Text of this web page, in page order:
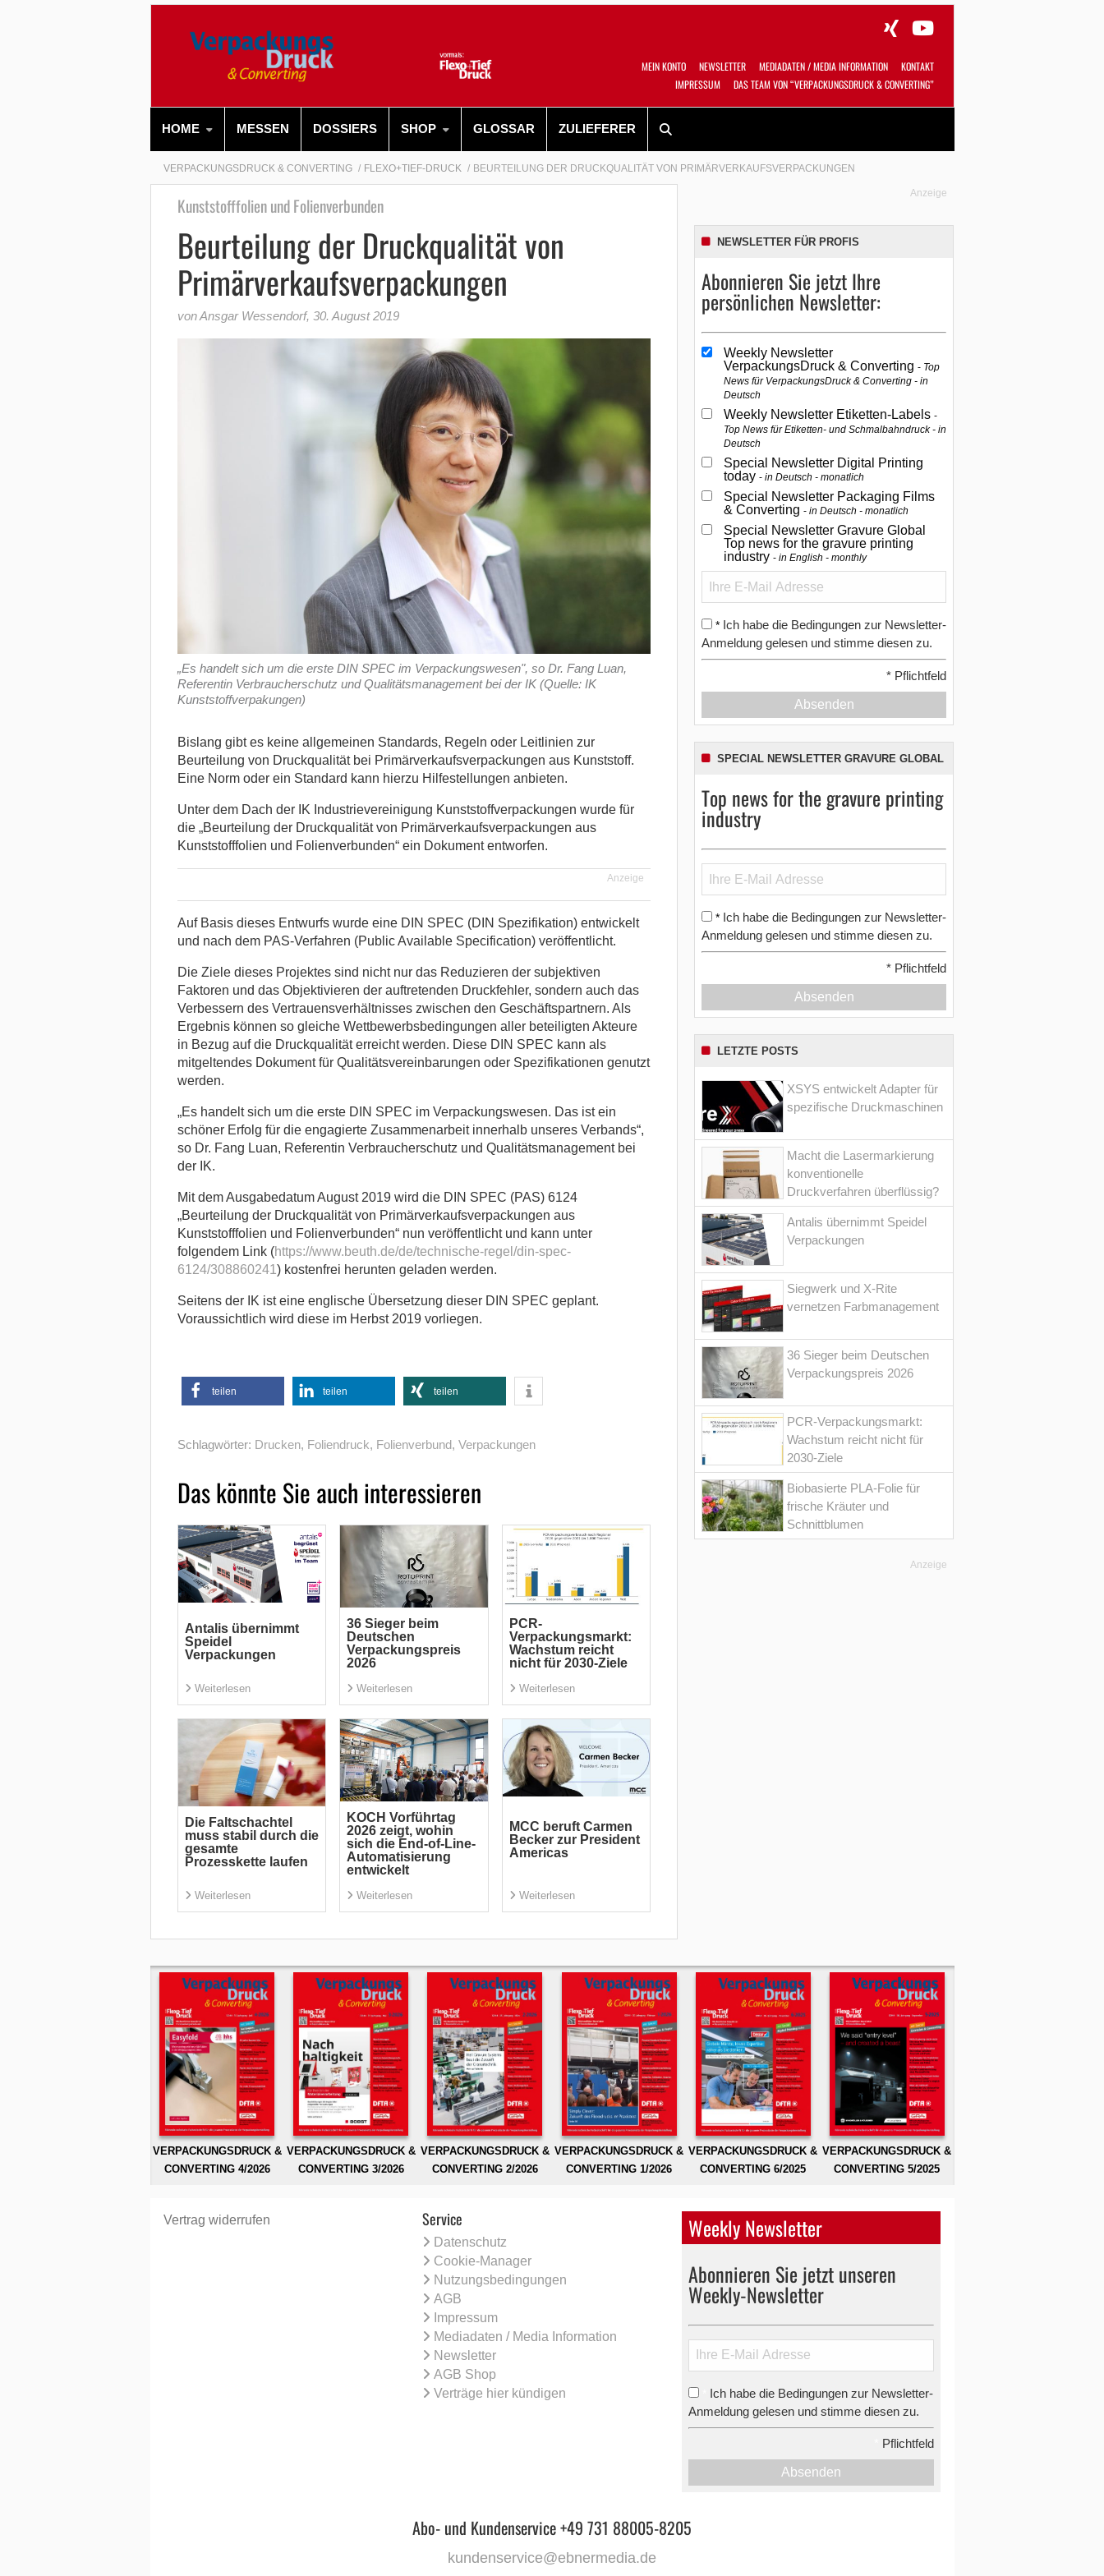
MEIN KONTO NEWSLETTER MEDIADATEN / MEDIA INFORMATION
KONTAKT
IMPRESSUM
DAS TEAM VON “VERPACKUNGSDRUCK & CONVERTING”
HOME MESSEN DOSSIERS SHOP GLOSSAR ZULIEFERER
VERPACKUNGSDRUCK & CONVERTING FLEXO+TIEF-DRUCK BEURTEILUNG DER DRUCKQUALITÄT VON PRIMÄRVERKAUFSVERPACKUNGEN
Kunststofffolien und Folienverbunden
Beurteilung der Druckqualität von
Primärverkaufsverpackungen
von Ansgar Wessendorf, 30. August 2019
„Es handelt sich um die erste DIN SPEC im Verpackungswesen", so Dr. Fang Luan,
Referentin Verbraucherschutz und Qualitätsmanagement bei der IK (Quelle: IK
Kunststoffverpakungen)
Bislang gibt es keine allgemeinen Standards, Regeln oder Leitlinien zur
Beurteilung von Druckqualität bei Primärverkaufsverpackungen aus Kunststoff.
Eine Norm oder ein Standard kann hierzu Hilfestellungen anbieten.
Unter dem Dach der IK Industrievereinigung Kunststoffverpackungen wurde für
die „Beurteilung der Druckqualität von Primärverkaufsverpackungen aus
Kunststofffolien und Folienverbunden“ ein Dokument entworfen.
Anzeige
Auf Basis dieses Entwurfs wurde eine DIN SPEC (DIN Spezifikation) entwickelt
und nach dem PAS-Verfahren (Public Available Specification) veröffentlicht.
Die Ziele dieses Projektes sind nicht nur das Reduzieren der subjektiven
Faktoren und das Objektivieren der auftretenden Druckfehler, sondern auch das
Verbessern des Vertrauensverhältnisses zwischen den Geschäftspartnern. Als
Ergebnis können so gleiche Wettbewerbsbedingungen aller beteiligten Akteure
in Bezug auf die Druckqualität erreicht werden. Diese DIN SPEC kann als
mitgeltendes Dokument für Qualitätsvereinbarungen oder Spezifikationen genutzt
werden.
„Es handelt sich um die erste DIN SPEC im Verpackungswesen. Das ist ein
schöner Erfolg für die engagierte Zusammenarbeit innerhalb unseres Verbands“,
so Dr. Fang Luan, Referentin Verbraucherschutz und Qualitätsmanagement bei
der IK.
Mit dem Ausgabedatum August 2019 wird die DIN SPEC (PAS) 6124
„Beurteilung der Druckqualität von Primärverkaufsverpackungen aus
Kunststofffolien und Folienverbunden“ nun veröffentlicht und kann unter
folgendem Link (https://www.beuth.de/de/technische-regel/din-spec-
6124/308860241) kostenfrei herunten geladen werden.
Seitens der IK ist eine englische Übersetzung dieser DIN SPEC geplant.
Voraussichtlich wird diese im Herbst 2019 vorliegen.
teilen teilen teilen
Schlagwörter: Drucken, Foliendruck, Folienverbund, Verpackungen
Das könnte Sie auch interessieren
Antalis übernimmt
Speidel
Verpackungen
Weiterlesen
36 Sieger beim
Deutschen
Verpackungspreis
2026
Weiterlesen
PCR-
Verpackungsmarkt:
Wachstum reicht
nicht für 2030-Ziele
Weiterlesen
Die Faltschachtel
muss stabil durch die
gesamte
Prozesskette laufen
Weiterlesen
KOCH Vorführtag
2026 zeigt, wohin
sich die End-of-Line-
Automatisierung
entwickelt
Weiterlesen
MCC beruft Carmen
Becker zur President
Americas
Weiterlesen
Anzeige
NEWSLETTER FÜR PROFIS
Abonnieren Sie jetzt Ihre
persönlichen Newsletter:
Weekly Newsletter
VerpackungsDruck & Converting Top
News für VerpackungsDruck & Converting - in
Deutsch
Weekly Newsletter Etiketten-Labels
Top News für Etiketten- und Schmalbahndruck - in
Deutsch
Special Newsletter Digital Printing
today in Deutsch - monatlich
Special Newsletter Packaging Films
& Converting in Deutsch - monatlich
Special Newsletter Gravure Global
Top news for the gravure printing
industry in English - monthly
* Ich habe die Bedingungen zur Newsletter-
Anmeldung gelesen und stimme diesen zu.
* Pflichtfeld
Absenden
SPECIAL NEWSLETTER GRAVURE GLOBAL
Top news for the gravure printing
industry
* Ich habe die Bedingungen zur Newsletter-
Anmeldung gelesen und stimme diesen zu.
* Pflichtfeld
Absenden
LETZTE POSTS
XSYS entwickelt Adapter für
spezifische Druckmaschinen
Macht die Lasermarkierung
konventionelle
Druckverfahren überflüssig?
Antalis übernimmt Speidel
Verpackungen
Siegwerk und X-Rite
vernetzen Farbmanagement
36 Sieger beim Deutschen
Verpackungspreis 2026
PCR-Verpackungsmarkt:
Wachstum reicht nicht für
2030-Ziele
Biobasierte PLA-Folie für
frische Kräuter und
Schnittblumen
Anzeige
VERPACKUNGSDRUCK &
CONVERTING 4/2026
VERPACKUNGSDRUCK &
CONVERTING 3/2026
VERPACKUNGSDRUCK &
CONVERTING 2/2026
VERPACKUNGSDRUCK &
CONVERTING 1/2026
VERPACKUNGSDRUCK &
CONVERTING 6/2025
VERPACKUNGSDRUCK &
CONVERTING 5/2025
Vertrag widerrufen Service
Datenschutz
Cookie-Manager
Nutzungsbedingungen
AGB
Impressum
Mediadaten / Media Information
Newsletter
AGB Shop
Verträge hier kündigen
Weekly Newsletter
Abonnieren Sie jetzt unseren
Weekly-Newsletter
Ich habe die Bedingungen zur Newsletter-
Anmeldung gelesen und stimme diesen zu.
Pflichtfeld
Absenden
Abo- und Kundenservice +49 731 88005-8205
kundenservice@ebnermedia.de